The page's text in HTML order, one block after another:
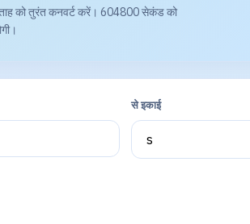
को तुरंत कनवर्ट करें। 604800 सेकंड को
से इकाई